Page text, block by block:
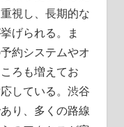
視し、長期的な
げられる。ま
約システムやオ
ろも増えてお
している。渋谷
り、多くの路線